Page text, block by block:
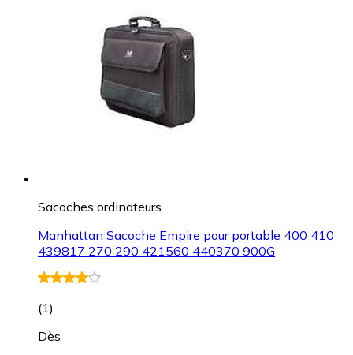
Sacoches ordinateurs
Manhattan Sacoche Empire pour portable 400 410
439817 270 290 421560 440370 900G
(1)
Dès